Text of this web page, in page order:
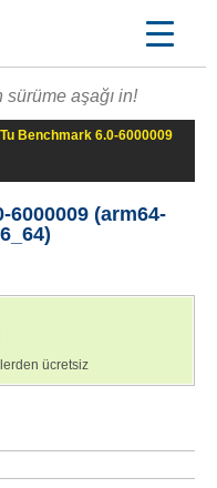
sürüme aşağı in!
Benchmark 6.0-6000009
(arm64-
ücretsiz